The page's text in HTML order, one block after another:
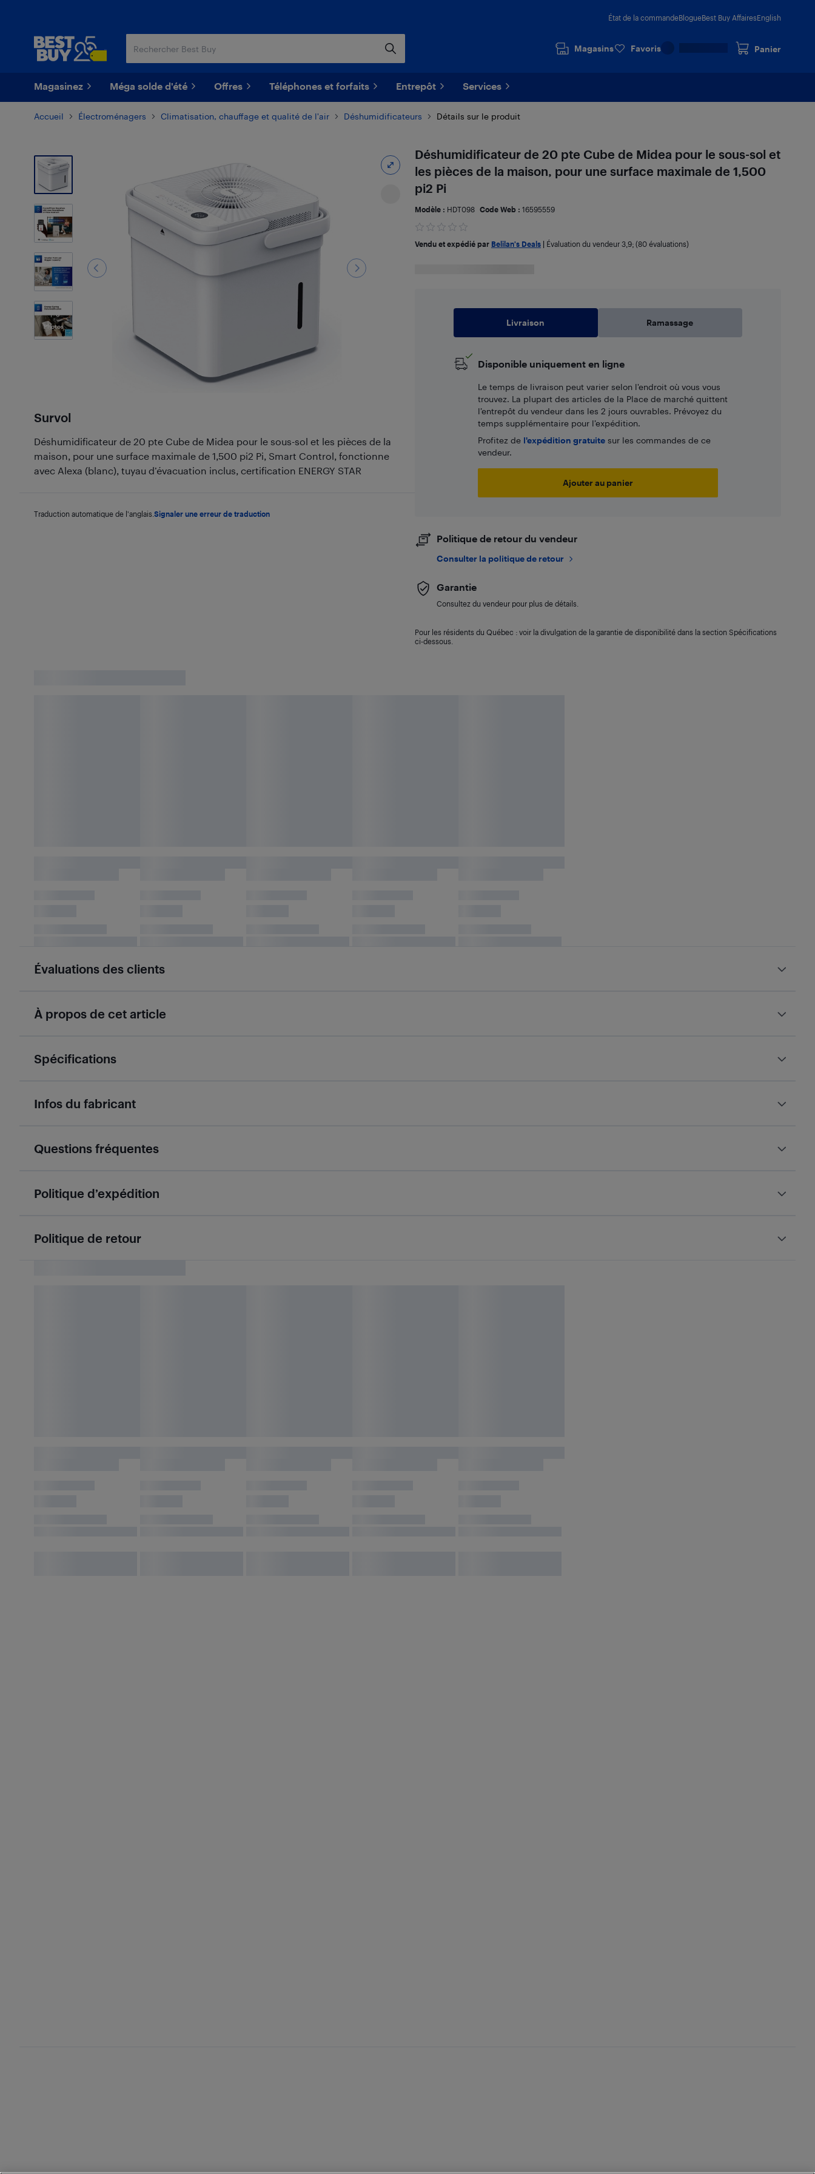
État de la commandeBlogueBest Buy AffairesEnglish
Magasins Favoris Panier
Magasinez Méga solde d'été Offres Téléphones et forfaits Entrepôt Services
Accueil Électroménagers Climatisation, chauffage et qualité de l'air Déshumidificateurs Détails sur le produit
6
Photos
Survol
Déshumidificateur de 20 pte Cube de Midea pour le sous-sol et les pièces de la
maison, pour une surface maximale de 1,500 pi2 Pi, Smart Control, fonctionne
avec Alexa (blanc), tuyau d’évacuation inclus, certification ENERGY STAR
Traduction automatique de l'anglais. Signaler une erreur de traduction
Déshumidificateur de 20 pte Cube de Midea pour le sous-sol et
les pièces de la maison, pour une surface maximale de 1,500
pi2 Pi
Modèle : HDT098 Code Web : 16595559
Vendu et expédié par Belilan's Deals| Évaluation du vendeur 3,9; (80 évaluations)
Livraison Ramassage
Disponible uniquement en ligne
Le temps de livraison peut varier selon l'endroit où vous vous
trouvez. La plupart des articles de la Place de marché quittent
l’entrepôt du vendeur dans les 2 jours ouvrables. Prévoyez du
temps supplémentaire pour l’expédition.
Profitez de l'expédition gratuitesur les commandes de ce
vendeur.
Ajouter au panier
Politique de retour du vendeur
Consulter la politique de retour
Garantie
Consultez du vendeur pour plus de détails.
Pour les résidents du Québec : voir la divulgation de la garantie de disponibilité dans la section Spécifications
ci-dessous.
Évaluations des clients
À propos de cet article
Spécifications
Infos du fabricant
Questions fréquentes
Politique d’expédition
Politique de retour